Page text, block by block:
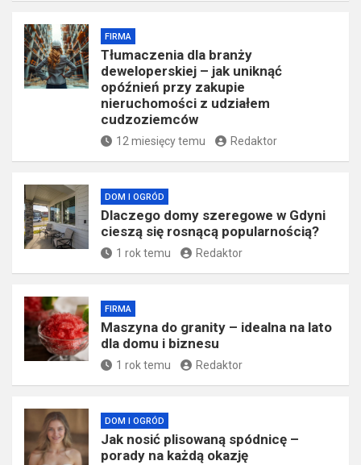
FIRMA
Tłumaczenia dla branży
deweloperskiej – jak uniknąć
opóźnień przy zakupie
nieruchomości z udziałem
cudzoziemców
12 miesięcy temu Redaktor
DOM I OGRÓD
Dlaczego domy szeregowe w Gdyni
cieszą się rosnącą popularnością?
1 rok temu Redaktor
FIRMA
​Maszyna do granity – idealna na lato
dla domu i biznesu
1 rok temu Redaktor
DOM I OGRÓD
Jak nosić plisowaną spódnicę –
porady na każdą okazję